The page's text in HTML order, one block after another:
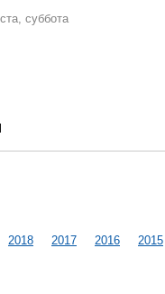
суббота
2018 2017 2016 2015